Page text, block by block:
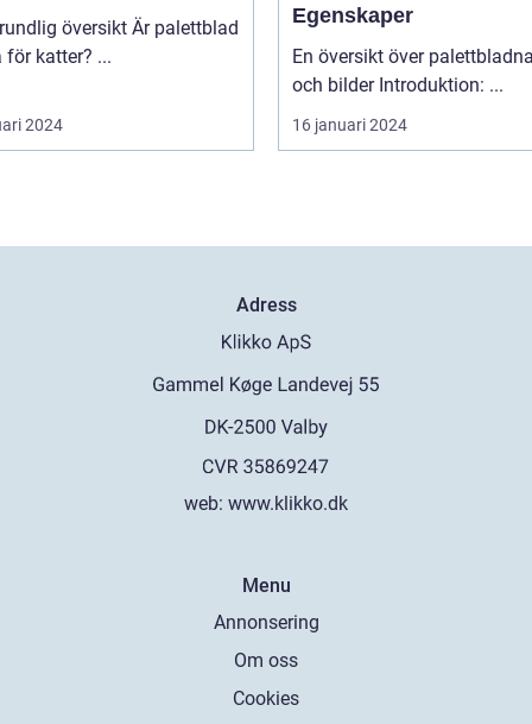
översikt Är palettblad
giftiga för katter? ...
2024
Egenskaper
En översikt över
och bilder Introduktion: ...
16 januari 2024
Adress
web: www.klikko.dk
Menu
Annonsering
Om oss
Cookies